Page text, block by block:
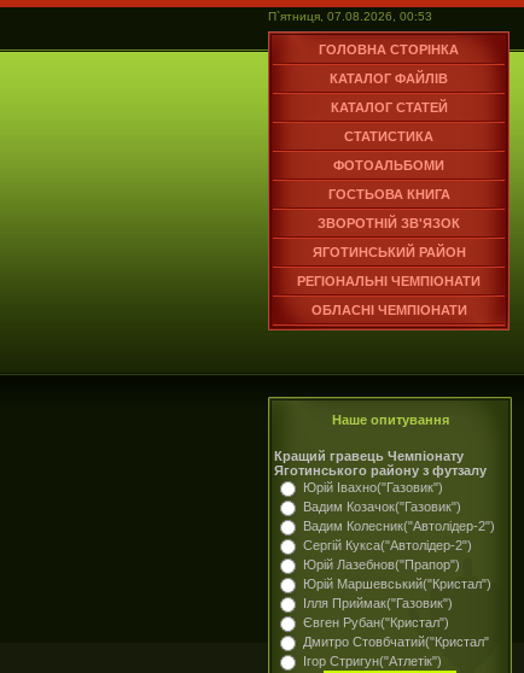
П`ятниця, 07.08.2026, 00:53
ГОЛОВНА СТОРІНКА
КАТАЛОГ ФАЙЛІВ
КАТАЛОГ СТАТЕЙ
СТАТИСТИКА
ФОТОАЛЬБОМИ
ГОСТЬОВА КНИГА
ЗВОРОТНІЙ ЗВ'ЯЗОК
ЯГОТИНСЬКИЙ РАЙОН
РЕГІОНАЛЬНІ ЧЕМПІОНАТИ
ОБЛАСНІ ЧЕМПІОНАТИ
Наше опитування
Кращий гравець Чемпіонату
Яготинського району з футзалу
Юрій Івахно("Газовик")
Вадим Козачок("Газовик")
Вадим Колесник("Автолідер-2")
Сергій Кукса("Автолідер-2")
Юрій Лазебнов("Прапор")
Юрій Маршевський("Кристал")
Ілля Приймак("Газовик")
Євген Рубан("Кристал")
Дмитро Стовбчатий("Кристал"
Ігор Стригун("Атлетік")